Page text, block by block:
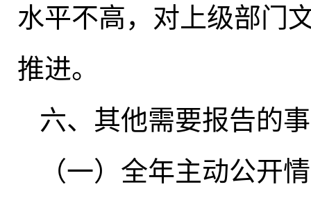
水平不高，对上级部门
推进。
六、其他需要报告的
（一）全年主动公开